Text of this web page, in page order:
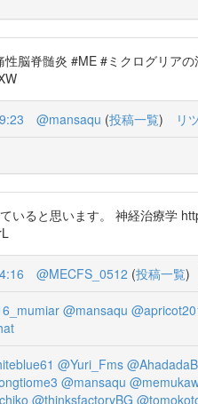
脳脊髄炎 #ME #ミクログリア
@mansaqu (投稿一覧) リ
いると思います。 神経治療学
@MECFS_0512 (投稿一覧)
@mansaqu
@Yuri_Fms
@mansaqu
@thinksfactoryBG